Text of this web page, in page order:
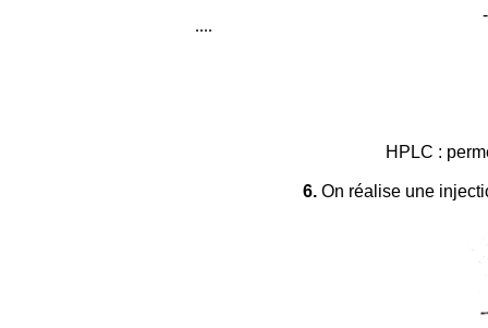
....
-
HPLC :
6.On réalise une